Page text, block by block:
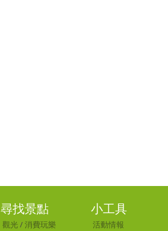
尋找景點
觀光 /消費玩樂
小工具
活動情報